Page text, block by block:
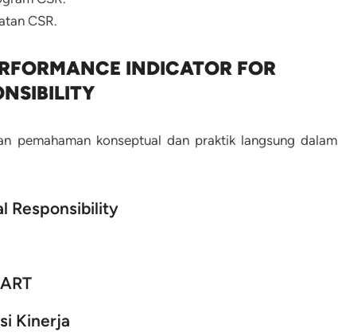
CSR.
INDICATOR FOR
pemahaman konseptual dan praktik langsung dalam
Responsibility
Kinerja